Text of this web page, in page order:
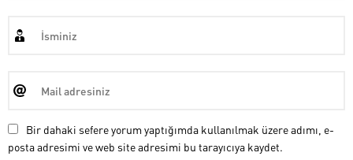
Bir dahaki sefere yorum yaptığımda kullanılmak üzere adımı, e-
posta adresimi ve web site adresimi bu tarayıcıya kaydet.